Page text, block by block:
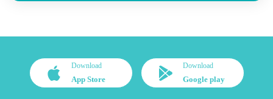
Download
Google play
Download
App Store